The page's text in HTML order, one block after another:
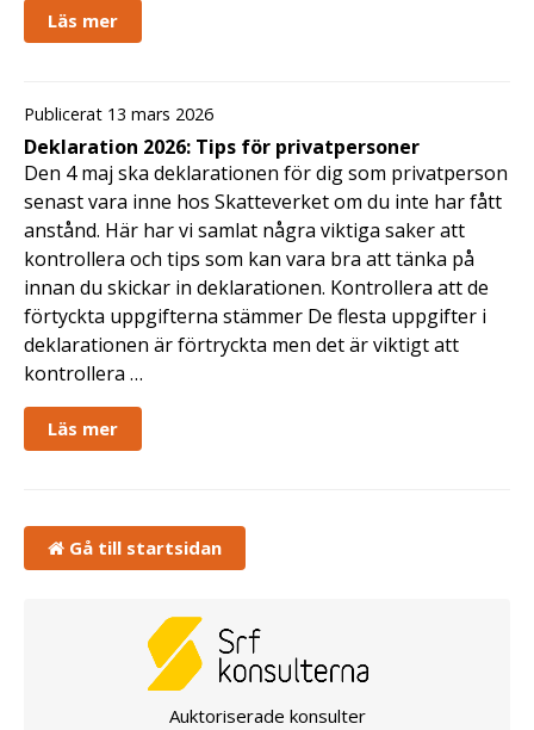
Läs mer
Publicerat 13 mars 2026
Deklaration 2026: Tips för privatpersoner
Den 4 maj ska deklarationen för dig som privatperson
senast vara inne hos Skatteverket om du inte har fått
anstånd. Här har vi samlat några viktiga saker att
kontrollera och tips som kan vara bra att tänka på
innan du skickar in deklarationen. Kontrollera att de
förtyckta uppgifterna stämmer De flesta uppgifter i
deklarationen är förtryckta men det är viktigt att
kontrollera …
Läs mer
Gå till startsidan
Auktoriserade konsulter